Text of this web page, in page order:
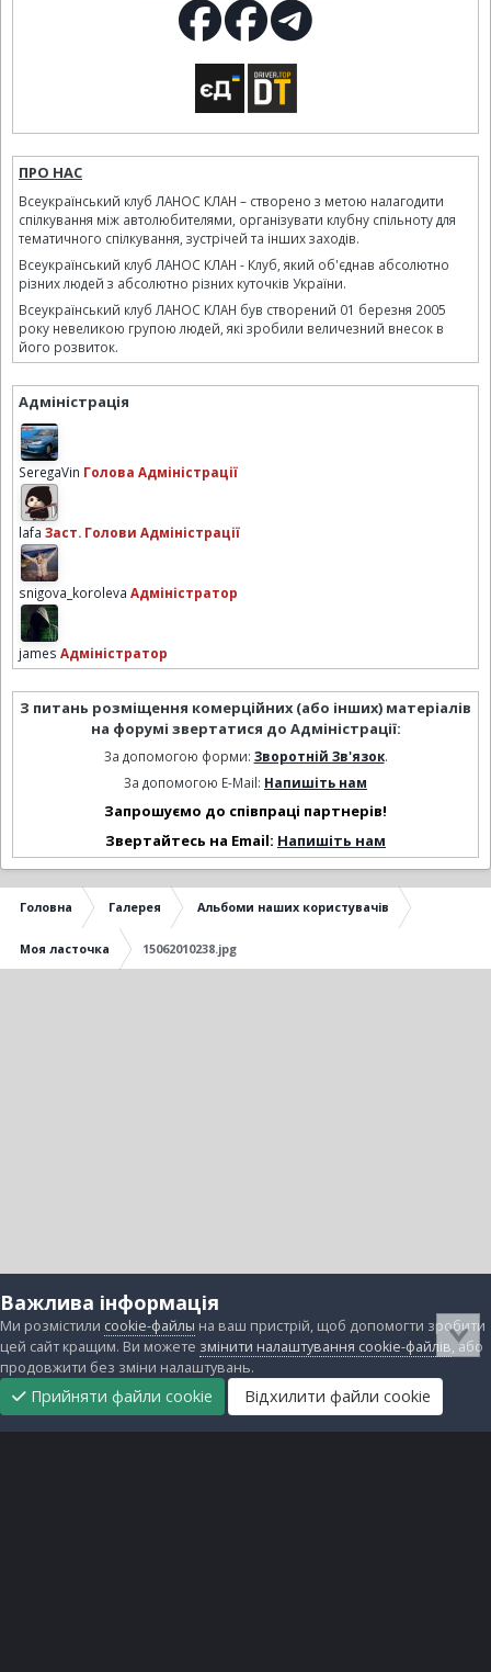
ПРО НАС
Всеукраїнський клуб ЛАНОС КЛАН – створено з метою налагодити
спілкування між автолюбителями, організувати клубну спільноту для
тематичного спілкування, зустрічей та інших заходів.
Всеукраїнський клуб ЛАНОС КЛАН - Клуб, який об'єднав абсолютно
різних людей з абсолютно різних куточків України.
Всеукраїнський клуб ЛАНОС КЛАН був створений 01 березня 2005
року невеликою групою людей, які зробили величезний внесок в
його розвиток.
Адміністрація
SeregaVin Голова Адміністрації
lafa Заст. Голови Адміністрації
snigova_koroleva Адміністратор
james Адміністратор
З питань розміщення комерційних (або інших) матеріалів
на форумі звертатися до Адміністрації:
За допомогою форми: Зворотній Зв'язок.
За допомогою E-Mail: Напишіть нам
Запрошуємо до співпраці партнерів!
Звертайтесь на Email: Напишіть нам
Головна Галерея Альбоми наших користувачів
Моя ласточка 15062010238.jpg
Важлива інформація
Ми розмістили cookie-файлы на ваш пристрій, щоб допомогти зробити
цей сайт кращим. Ви можете змінити налаштування cookie-файлів, або
продовжити без зміни налаштувань.
Прийняти файли cookie Відхилити файли cookie
Головна
Підтримати
нас
Прибрати
рекламу
Завантаження Непрочитані Реєстрація